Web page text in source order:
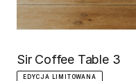
Sir Coffee Table 3
EDYCJA LIMITOWANA